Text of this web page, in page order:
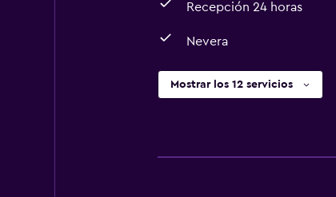
Recepción 24 horas
Nevera
Mostrar los 12 servicios